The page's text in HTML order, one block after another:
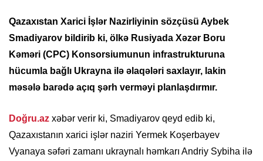
Qazaxıstan Xarici İşlər Nazirliyinin sözçüsü Aybek
Smadiyarov bildirib ki, ölkə Rusiyada Xəzər Boru
Kəməri (CPC) Konsorsiumunun infrastrukturuna
hücumla bağlı Ukrayna ilə əlaqələri saxlayır, lakin
məsələ barədə açıq şərh verməyi planlaşdırmır.
Doğru.az xəbər verir ki, Smadiyarov qeyd edib ki,
Qazaxıstanın xarici işlər naziri Yermek Koşerbayev
Vyanaya səfəri zamanı ukraynalı həmkarı Andriy Sybiha ilə